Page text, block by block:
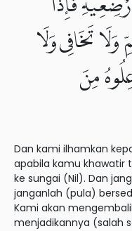
تَخَافِى وَلَا
مِنَ
Dan kami ilhamkan
apabila kamu khawatir
ke sungai (Nil). Dan
janganlah (pula)
Kami akan
menjadikannya (salah